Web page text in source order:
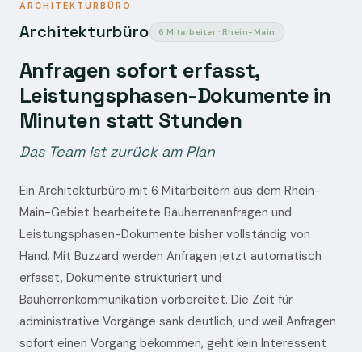
ARCHITEKTURBÜRO
Architekturbüro 6 Mitarbeiter · Rhein-Main
Anfragen sofort erfasst,
Leistungsphasen-Dokumente in
Minuten statt Stunden
Das Team ist zurück am Plan
Ein Architekturbüro mit 6 Mitarbeitern aus dem Rhein-
Main-Gebiet bearbeitete Bauherrenanfragen und
Leistungsphasen-Dokumente bisher vollständig von
Hand. Mit Buzzard werden Anfragen jetzt automatisch
erfasst, Dokumente strukturiert und
Bauherrenkommunikation vorbereitet. Die Zeit für
administrative Vorgänge sank deutlich, und weil Anfragen
sofort einen Vorgang bekommen, geht kein Interessent